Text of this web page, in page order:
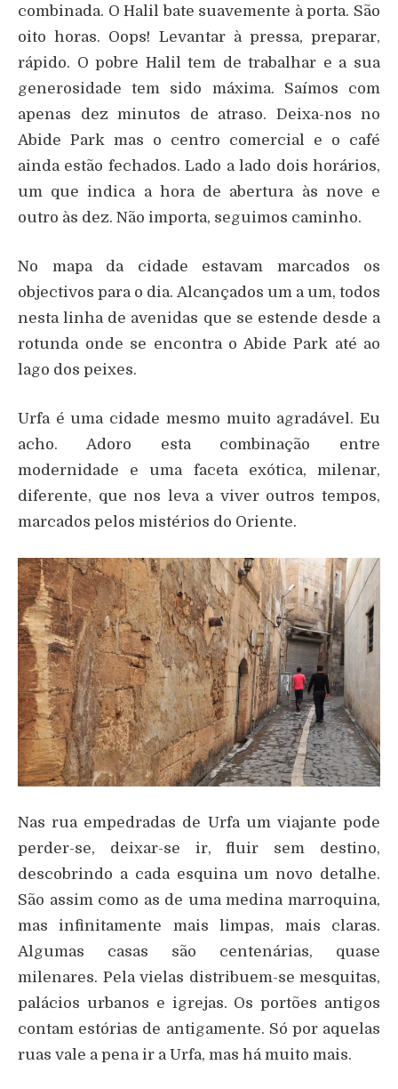
combinada. O Halil bate suavemente à porta. São
oito horas. Oops! Levantar à pressa, preparar,
rápido. O pobre Halil tem de trabalhar e a sua
generosidade tem sido máxima. Saímos com
apenas dez minutos de atraso. Deixa-nos no
Abide Park mas o centro comercial e o café
ainda estão fechados. Lado a lado dois horários,
um que indica a hora de abertura às nove e
outro às dez. Não importa, seguimos caminho.
No mapa da cidade estavam marcados os
objectivos para o dia. Alcançados um a um, todos
nesta linha de avenidas que se estende desde a
rotunda onde se encontra o Abide Park até ao
lago dos peixes.
Urfa é uma cidade mesmo muito agradável. Eu
acho. Adoro esta combinação entre
modernidade e uma faceta exótica, milenar,
diferente, que nos leva a viver outros tempos,
marcados pelos mistérios do Oriente.
Nas rua empedradas de Urfa um viajante pode
perder-se, deixar-se ir, fluir sem destino,
descobrindo a cada esquina um novo detalhe.
São assim como as de uma medina marroquina,
mas infinitamente mais limpas, mais claras.
Algumas casas são centenárias, quase
milenares. Pela vielas distribuem-se mesquitas,
palácios urbanos e igrejas. Os portões antigos
contam estórias de antigamente. Só por aquelas
ruas vale a pena ir a Urfa, mas há muito mais.